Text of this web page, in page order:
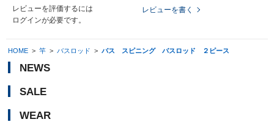
レビューを評価するには
ログインが必要です。
レビューを書く
HOME > 竿 > バスロッド > バス スピニング バスロッド ２ピース
NEWS
SALE
WEAR